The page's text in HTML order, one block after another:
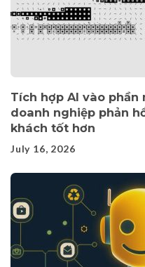
Tích hợp AI vào phần
doanh nghiệp phản
khách tốt hơn
July 16, 2026